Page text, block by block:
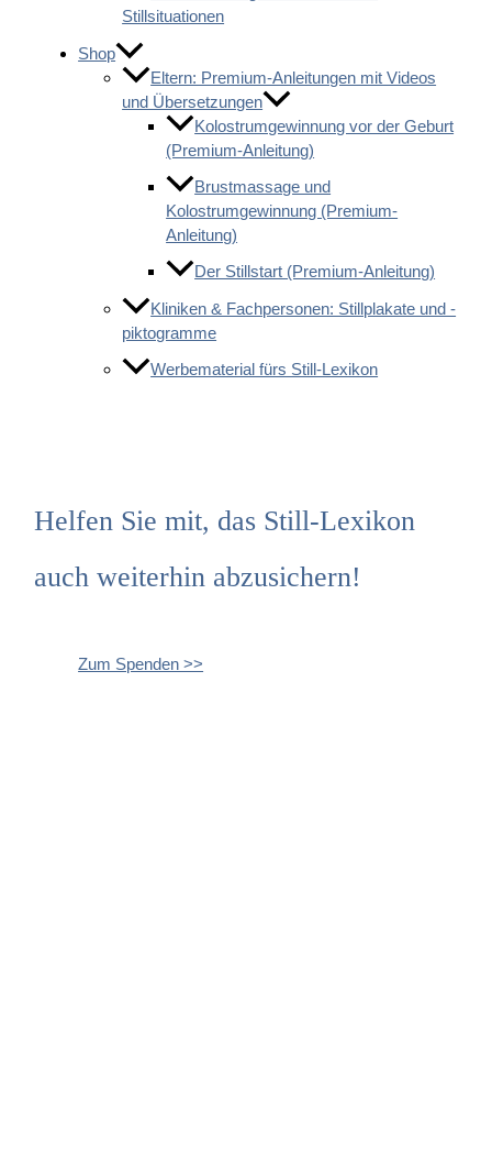
Stillsituationen
Shop
Eltern: Premium-Anleitungen mit Videos
und Übersetzungen
Kolostrumgewinnung vor der Geburt
(Premium-Anleitung)
Brustmassage und
Kolostrumgewinnung (Premium-
Anleitung)
Der Stillstart (Premium-Anleitung)
Kliniken & Fachpersonen: Stillplakate und -
piktogramme
Werbematerial fürs Still-Lexikon
Helfen Sie mit, das Still-Lexikon
auch weiterhin abzusichern!
Zum Spenden >>